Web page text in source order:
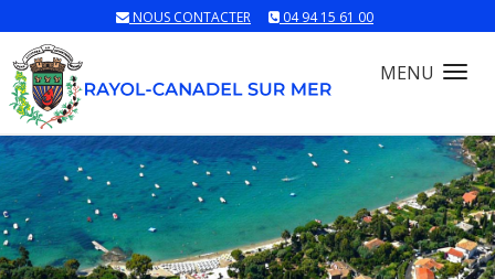
NOUS CONTACTER 04 94 15 61 00
MENU